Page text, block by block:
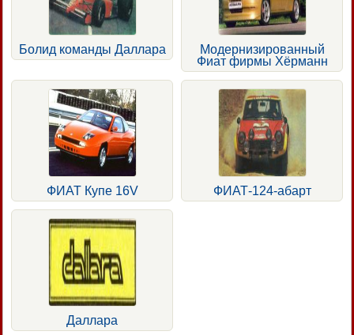
Болид команды Даллара
Модернизированный
Фиат фирмы Хёрманн
ФИАТ Купе 16V ФИАТ-124-абарт
Даллара